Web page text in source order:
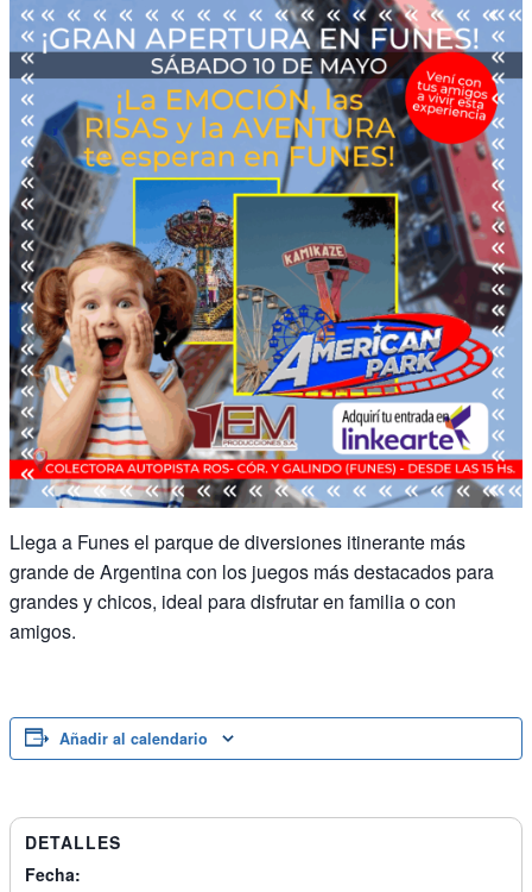
Llega a Funes el parque de diversiones itinerante más
grande de Argentina con los juegos más destacados para
grandes y chicos, ideal para disfrutar en familia o con
amigos.
Añadir al calendario
DETALLES
Fecha: